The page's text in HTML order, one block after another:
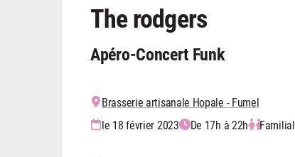
The rodgers
Apéro-Concert Funk
Brasserie artisanale Hopale - Fumel
le 18 février 2023
De 17h à 22h Familial